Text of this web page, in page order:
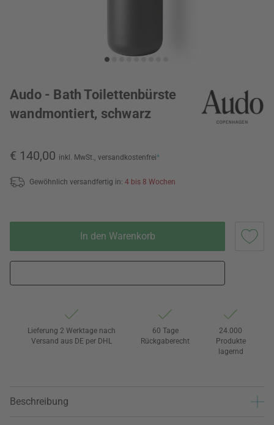
Audo - Bath Toilettenbürste
wandmontiert, schwarz
€ 140,00 inkl. MwSt., versandkostenfrei*
Gewöhnlich versandfertig in: 4 bis 8 Wochen
In den Warenkorb
Lieferung 2 Werktage nach
Versand aus DE per DHL
60 Tage
Rückgaberecht
24.000
Produkte
lagernd
Beschreibung